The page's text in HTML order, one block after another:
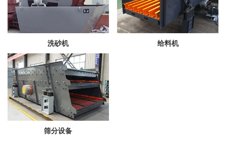
洗砂机 给料机
筛分设备